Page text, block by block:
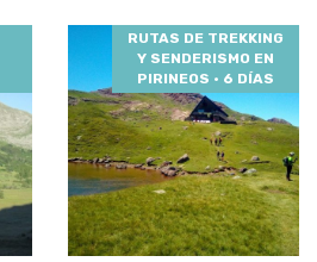
RUTAS DE TREKKING
Y SENDERISMO EN
PIRINEOS · 6 DÍAS